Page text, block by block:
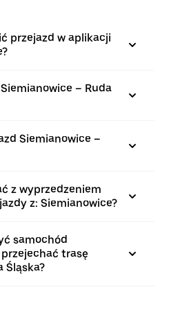
przejazd w aplikacji
– Ruda
Siemianowice –
z wyprzedzeniem
z: Siemianowice?
samochód
trasę
Śląska?